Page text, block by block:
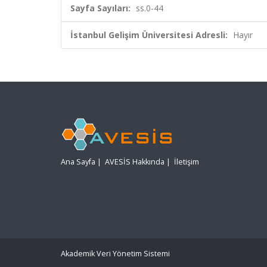
Sayfa Sayıları: ss.0-44
İstanbul Gelişim Üniversitesi Adresli: Hayır
Ana Sayfa | AVESİS Hakkında | İletişim
Akademik Veri Yönetim Sistemi